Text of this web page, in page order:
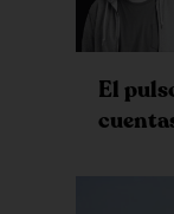
El